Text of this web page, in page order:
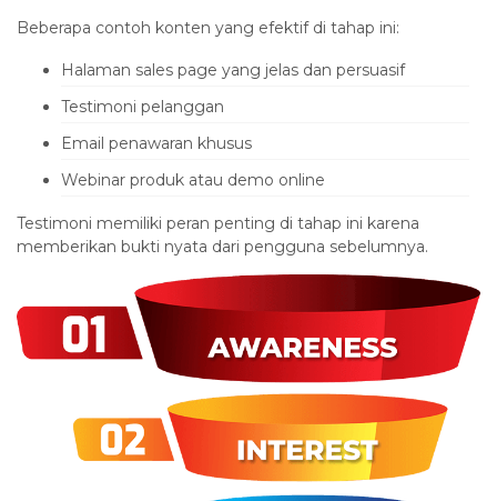
Beberapa contoh konten yang efektif di tahap ini:
Halaman sales page yang jelas dan persuasif
Testimoni pelanggan
Email penawaran khusus
Webinar produk atau demo online
Testimoni memiliki peran penting di tahap ini karena
memberikan bukti nyata dari pengguna sebelumnya.